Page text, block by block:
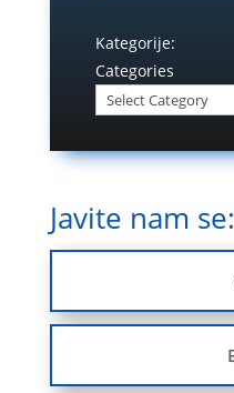
Kategorije:
Categories
Javite nam se: